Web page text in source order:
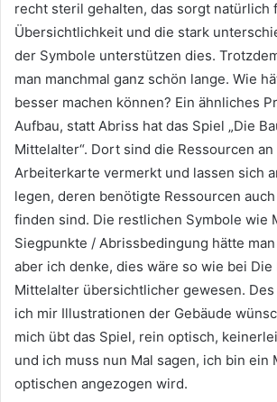
recht steril gehalten, das sorgt natürlich
Übersichtlichkeit und die stark
der Symbole unterstützen dies.
man manchmal ganz schön lange. Wie
besser machen können? Ein ähnliches
Aufbau, statt Abriss hat das Spiel „Die
Mittelalter“. Dort sind die Ressourcen
Arbeiterkarte vermerkt und lassen sich
legen, deren benötigte Ressourcen
finden sind. Die restlichen Symbole wie
Siegpunkte / Abrissbedingung hätte
aber ich denke, dies wäre so wie bei Die
Mittelalter übersichtlicher gewesen.
ich mir Illustrationen der Gebäude
mich übt das Spiel, rein optisch,
und ich muss nun Mal sagen, ich bin ein
optischen angezogen wird.